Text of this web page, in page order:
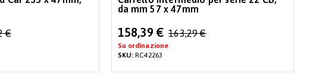
€
da mm 57 x 47mm
Special
Price
158,39 € 163,29 €
Su ordinazione
SKU:RC42263